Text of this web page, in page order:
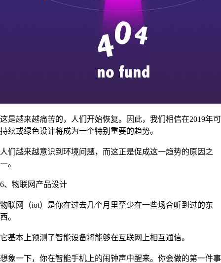
这是越来越痛苦的，人们开始恢复。因此，我们相信在2019年可
持续或绿色设计将成为一个特别重要的趋势。
人们越来越意识到环境问题，而这正是促成这一趋势的原因之
一。
6、物联网产品设计
物联网（iot）是你在过去几个月里至少在一些场合听到过的东
西。
它基本上预测了智能设备将能够在互联网上相互通信。
想象一下，你在智能手机上的闹钟声中醒来。你会做的第一件事